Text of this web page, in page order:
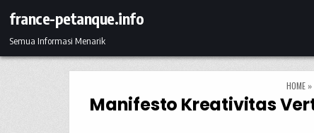
france-petanque.info
Semua Informasi Menarik
HOME »
Manifesto Kreativitas